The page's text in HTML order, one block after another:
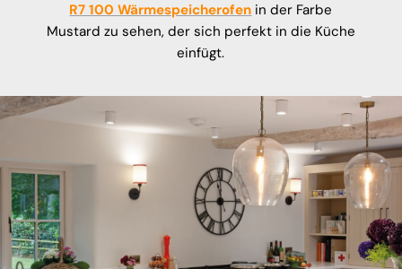
R7 100 Wärmespeicherofen in der Farbe
Mustard zu sehen, der sich perfekt in die Küche
einfügt.